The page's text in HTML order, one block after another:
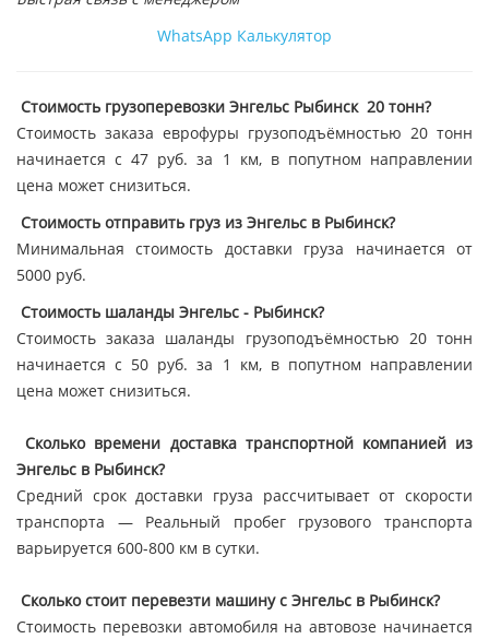
WhatsApp Калькулятор
Стоимость грузоперевозки Энгельс Рыбинск 20 тонн?
Стоимость заказа еврофуры грузоподъёмностью 20 тонн
начинается с 47 руб. за 1 км, в попутном направлении
цена может снизиться.
Стоимость отправить груз из Энгельс в Рыбинск?
Минимальная стоимость доставки груза начинается от
5000 руб.
Стоимость шаланды Энгельс - Рыбинск?
Стоимость заказа шаланды грузоподъёмностью 20 тонн
начинается с 50 руб. за 1 км, в попутном направлении
цена может снизиться.
Сколько времени доставка транспортной компанией из
Энгельс в Рыбинск?
Средний срок доставки груза рассчитывает от скорости
транспорта — Реальный пробег грузового транспорта
варьируется 600-800 км в сутки.
Сколько стоит перевезти машину с Энгельс в Рыбинск?
Стоимость перевозки автомобиля на автовозе начинается